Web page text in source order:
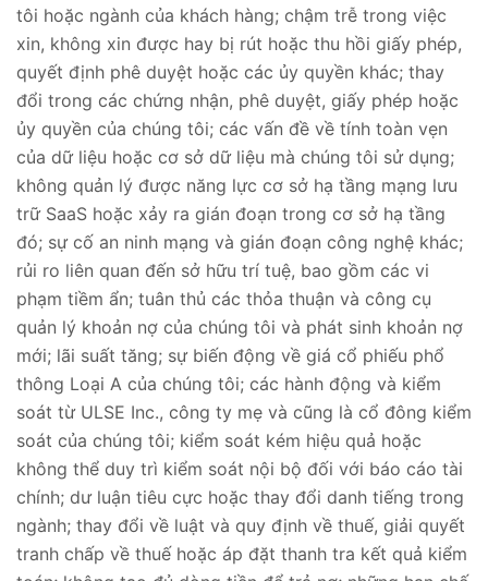
tôi hoặc ngành của khách hàng; chậm trễ trong việc
xin, không xin được hay bị rút hoặc thu hồi giấy phép,
quyết định phê duyệt hoặc các ủy quyền khác; thay
đổi trong các chứng nhận, phê duyệt, giấy phép hoặc
ủy quyền của chúng tôi; các vấn đề về tính toàn vẹn
của dữ liệu hoặc cơ sở dữ liệu mà chúng tôi sử dụng;
không quản lý được năng lực cơ sở hạ tầng mạng lưu
trữ SaaS hoặc xảy ra gián đoạn trong cơ sở hạ tầng
đó; sự cố an ninh mạng và gián đoạn công nghệ khác;
rủi ro liên quan đến sở hữu trí tuệ, bao gồm các vi
phạm tiềm ẩn; tuân thủ các thỏa thuận và công cụ
quản lý khoản nợ của chúng tôi và phát sinh khoản nợ
mới; lãi suất tăng; sự biến động về giá cổ phiếu phổ
thông Loại A của chúng tôi; các hành động và kiểm
soát từ ULSE Inc., công ty mẹ và cũng là cổ đông kiểm
soát của chúng tôi; kiểm soát kém hiệu quả hoặc
không thể duy trì kiểm soát nội bộ đối với báo cáo tài
chính; dư luận tiêu cực hoặc thay đổi danh tiếng trong
ngành; thay đổi về luật và quy định về thuế, giải quyết
tranh chấp về thuế hoặc áp đặt thanh tra kết quả kiểm